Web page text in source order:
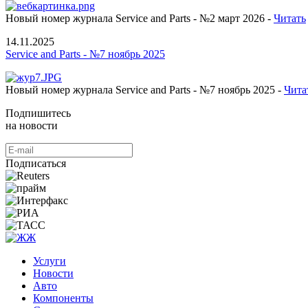
Новый номер журнала Service and Parts - №2 март 2026 - Читать
14.11.2025
Service and Parts - №7 ноябрь 2025
Новый номер журнала Service and Parts - №7 ноябрь 2025 -
Подпишитесь
на новости
Подписаться
Услуги
Новости
Авто
Компоненты